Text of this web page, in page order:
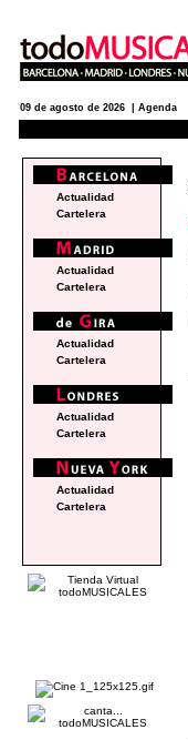
09 de agosto de 2026 | Agenda
Actualidad
Cartelera
Actualidad
Cartelera
Actualidad
Cartelera
Actualidad
Cartelera
Actualidad
Cartelera